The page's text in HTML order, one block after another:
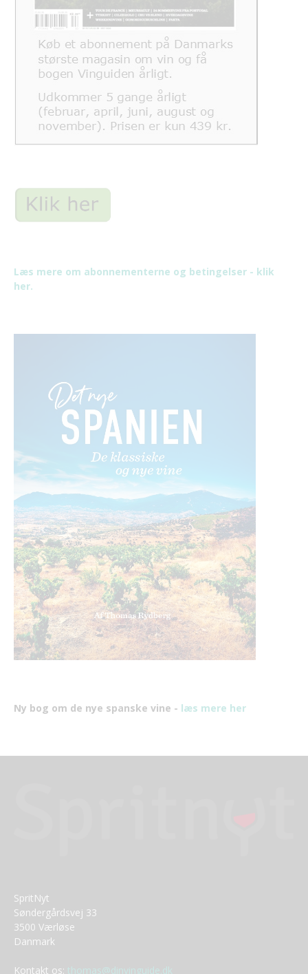
Læs mere om abonnementerne og betingelser - klik
her.
Ny bog om de nye spanske vine - læs mere her
SpritNyt
Søndergårdsvej 33
3500 Værløse
Danmark
Kontakt os: